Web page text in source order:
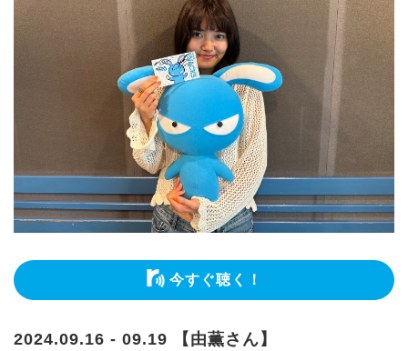
今すぐ聴く！
2024.09.16 - 09.19 【由薫さん】